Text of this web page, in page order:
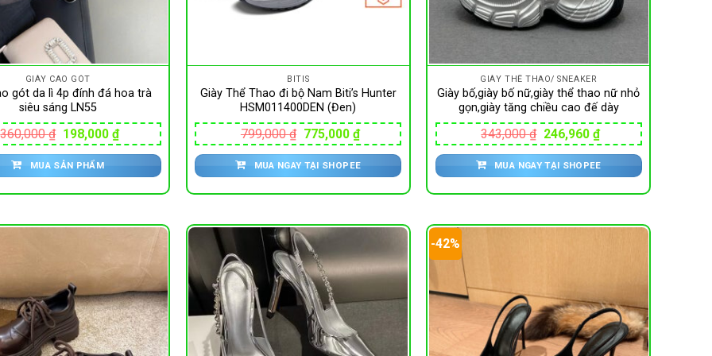
GIÀY CAO GÓT
gót da lì 4p đính đá hoa trà
siêu sáng LN55
360,000₫ Giá
gốc
là:
360,000 ₫.
198,000₫Giá
hiện
tại
198,000 ₫.
MUA SẢN PHẨM
BITIS
Giày Thể Thao đi bộ Nam Biti’s Hunter
HSM011400DEN (Đen)
799,000₫ Giá
gốc
là:
799,000 ₫.
775,000 ₫Giá
hiện
tại
là:
775,000 ₫.
MUA NGAY TẠI SHOPEE
GIÀY THỂ THAO/ SNEAKER
Giày bố,giày bố nữ,giày thể thao nữ nhỏ
gọn,giày tăng chiều cao đế dày
343,000₫ Giá
gốc
là:
343,000 ₫.
246,960₫Giá
hiện
tại
là:
246,960 ₫.
MUA NGAY TẠI SHOPEE
-42%